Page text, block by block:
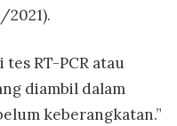
2021).
RT-PCR atau
diambil dalam
keberangkatan.”